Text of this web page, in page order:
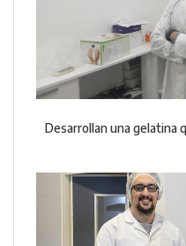
Desarrollan una gelatina